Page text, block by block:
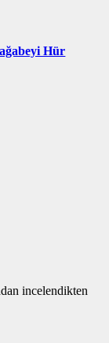
Hür
incelendikten